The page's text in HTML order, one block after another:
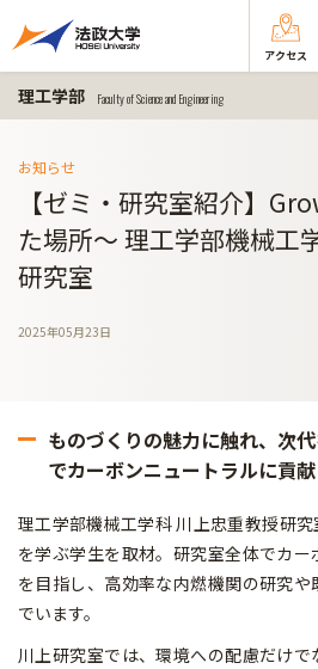
アクセス
理工学部 Faculty of Science and Engineering
お知らせ
【ゼミ・研究室紹介】
た場所～ 理工学部機械工
研究室
2025年05月23日
ものづくりの魅力に触れ、次
でカーボンニュートラルに貢献
理工学部機械工学科 川上忠重教授研
を学ぶ学生を取材。研究室全体でカ
を目指し、高効率な内燃機関の研究
でいます。
川上研究室では、環境への配慮だけ